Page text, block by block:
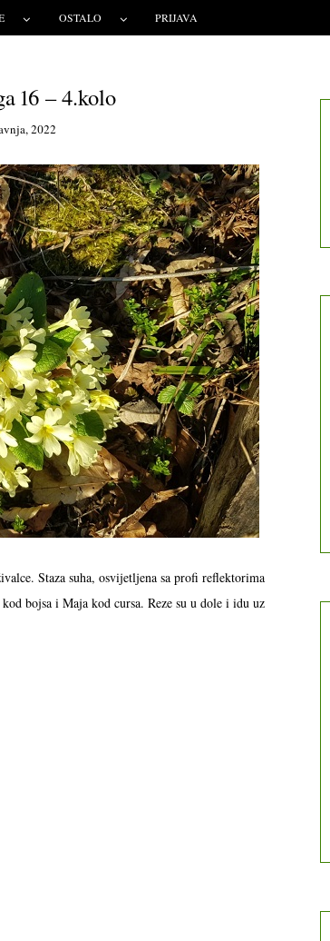
OSTALO PRIJAVA
16 – 4.kolo
2022
Staza suha, osvijetljena sa profi reflektorima
bojsa i Maja kod cursa. Reze su u dole i idu uz